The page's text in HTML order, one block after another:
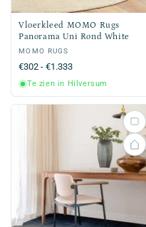
Vloerkleed MOMO Rugs
Panorama Uni Rond White
Verkoper:
MOMO RUGS
Normale
prijs
€302 - €1.333
Te zien in Hilversum